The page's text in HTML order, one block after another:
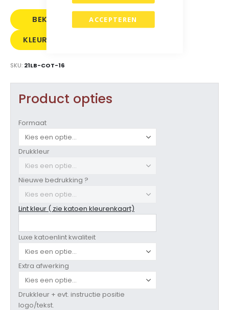
ACCEPTEREN
BEKIJK
PRIJS
SAMPLE
KLEURENKAART
SKU 21LB-COT-16
Product opties
Formaat
Drukkleur
Nieuwe bedrukking ?
Lint kleur ( zie katoen kleurenkaart)
Luxe katoenlint kwaliteit
Extra afwerking
Drukkleur + evt. instructie positie
logo/tekst.